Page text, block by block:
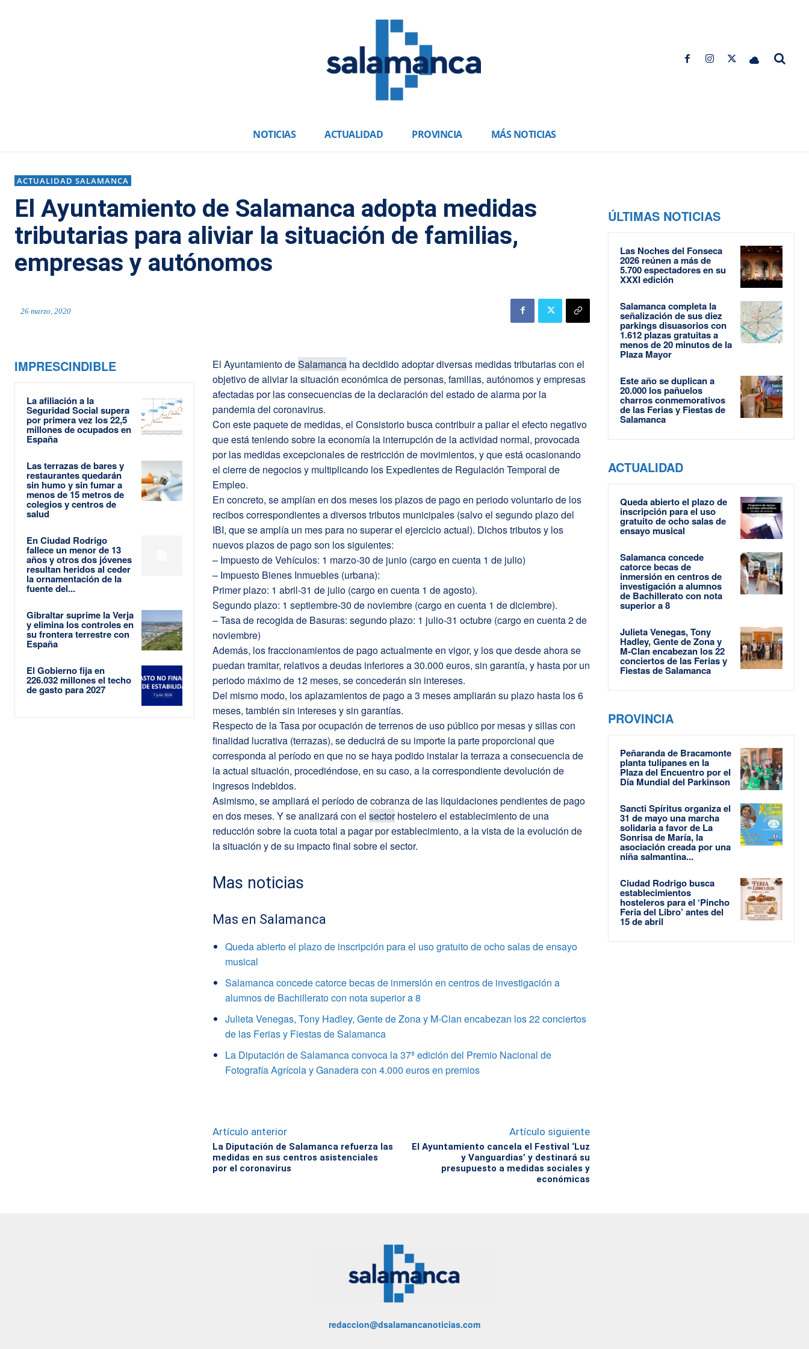
NOTICIAS ACTUALIDAD PROVINCIA MÁS NOTICIAS
ACTUALIDAD SALAMANCA
El Ayuntamiento de Salamanca adopta medidas
tributarias para aliviar la situación de familias,
empresas y autónomos
26 marzo, 2020
IMPRESCINDIBLE
La afiliación a la
Seguridad Social supera
por primera vez los 22,5
millones de ocupados en
España
Las terrazas de bares y
restaurantes quedarán
sin humo y sin fumar a
menos de 15 metros de
colegios y centros de
salud
En Ciudad Rodrigo
fallece un menor de 13
años y otros dos jóvenes
resultan heridos al ceder
la ornamentación de la
fuente del...
Gibraltar suprime la Verja
y elimina los controles en
su frontera terrestre con
España
El Gobierno fija en
226.032 millones el techo
de gasto para 2027
El Ayuntamiento deSalamancaha decidido adoptar diversas medidas tributarias con el
objetivo de aliviar la situación económica de personas, familias, autónomos y empresas
afectadas por las consecuencias de la declaración del estado de alarma por la
pandemia del coronavirus.
Con este paquete de medidas, el Consistorio busca contribuir a paliar el efecto negativo
que está teniendo sobre la economía la interrupción de la actividad normal, provocada
por las medidas excepcionales de restricción de movimientos, y que está ocasionando
el cierre de negocios y multiplicando los Expedientes de Regulación Temporal de
Empleo.
En concreto, se amplían en dos meses los plazos de pago en periodo voluntario de los
recibos correspondientes a diversos tributos municipales (salvo el segundo plazo del
IBI, que se amplía un mes para no superar el ejercicio actual). Dichos tributos y los
nuevos plazos de pago son los siguientes:
– Impuesto de Vehículos: 1 marzo-30 de junio (cargo en cuenta 1 de julio)
– Impuesto Bienes Inmuebles (urbana):
Primer plazo: 1 abril-31 de julio (cargo en cuenta 1 de agosto).
Segundo plazo: 1 septiembre-30 de noviembre (cargo en cuenta 1 de diciembre).
– Tasa de recogida de Basuras: segundo plazo: 1 julio-31 octubre (cargo en cuenta 2 de
noviembre)
Además, los fraccionamientos de pago actualmente en vigor, y los que desde ahora se
puedan tramitar, relativos a deudas inferiores a 30.000 euros, sin garantía, y hasta por un
periodo máximo de 12 meses, se concederán sin intereses.
Del mismo modo, los aplazamientos de pago a 3 meses ampliarán su plazo hasta los 6
meses, también sin intereses y sin garantías.
Respecto de la Tasa por ocupación de terrenos de uso público por mesas y sillas con
finalidad lucrativa (terrazas), se deducirá de su importe la parte proporcional que
corresponda al período en que no se haya podido instalar la terraza a consecuencia de
la actual situación, procediéndose, en su caso, a la correspondiente devolución de
ingresos indebidos.
Asimismo, se ampliará el período de cobranza de las liquidaciones pendientes de pago
en dos meses. Y se analizará con el sectorhostelero el establecimiento de una
reducción sobre la cuota total a pagar por establecimiento, a la vista de la evolución de
la situación y de su impacto final sobre el sector.
Mas noticias
Mas en Salamanca
Queda abierto el plazo de inscripción para el uso gratuito de ocho salas de ensayo
musical
Salamanca concede catorce becas de inmersión en centros de investigación a
alumnos de Bachillerato con nota superior a 8
Julieta Venegas, Tony Hadley, Gente de Zona y M-Clan encabezan los 22 conciertos
de las Ferias y Fiestas de Salamanca
La Diputación de Salamanca convoca la 37ª edición del Premio Nacional de
Fotografía Agrícola y Ganadera con 4.000 euros en premios
Artículo anterior
La Diputación de Salamanca refuerza las
medidas en sus centros asistenciales
por el coronavirus
Artículo siguiente
El Ayuntamiento cancela el Festival ‘Luz
y Vanguardias’ y destinará su
presupuesto a medidas sociales y
económicas
ÚLTIMAS NOTICIAS
Las Noches del Fonseca
2026 reúnen a más de
5.700 espectadores en su
XXXI edición
Salamanca completa la
señalización de sus diez
parkings disuasorios con
1.612 plazas gratuitas a
menos de 20 minutos de la
Plaza Mayor
Este año se duplican a
20.000 los pañuelos
charros conmemorativos
de las Ferias y Fiestas de
Salamanca
ACTUALIDAD
Queda abierto el plazo de
inscripción para el uso
gratuito de ocho salas de
ensayo musical
Salamanca concede
catorce becas de
inmersión en centros de
investigación a alumnos
de Bachillerato con nota
superior a 8
Julieta Venegas, Tony
Hadley, Gente de Zona y
M-Clan encabezan los 22
conciertos de las Ferias y
Fiestas de Salamanca
PROVINCIA
Peñaranda de Bracamonte
planta tulipanes en la
Plaza del Encuentro por el
Día Mundial del Parkinson
Sancti Spíritus organiza el
31 de mayo una marcha
solidaria a favor de La
Sonrisa de María, la
asociación creada por una
niña salmantina...
Ciudad Rodrigo busca
establecimientos
hosteleros para el ‘Pincho
Feria del Libro’ antes del
15 de abril
redaccion@dsalamancanoticias.com